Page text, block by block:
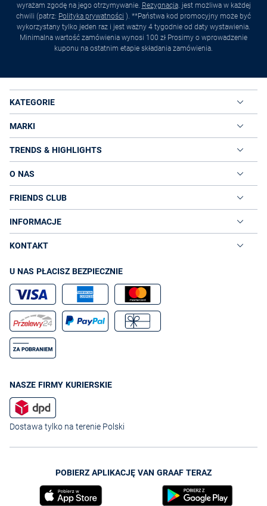
wyrażam zgodę na jego otrzymywanie. Rezygnacja. jest możliwa w każdej
chwili (patrz: Polityka prywatności ). **Państwa kod promocyjny może być
wykorzystany tylko jeden raz i jest ważny 4 tygodnie od daty wystawienia.
Minimalna wartość zamówienia wynosi 100 zł Prosimy o wprowadzenie
kuponu na ostatnim etapie składania zamówienia.
KATEGORIE
MARKI
TRENDS & HIGHLIGHTS
O NAS
FRIENDS CLUB
INFORMACJE
KONTAKT
U NAS PŁACISZ BEZPIECZNIE
NASZE FIRMY KURIERSKIE
Dostawa tylko na terenie Polski
POBIERZ APLIKACJĘ VAN GRAAF TERAZ